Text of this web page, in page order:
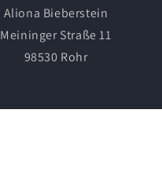
Aliona Bieberstein
Meininger Straße 11
98530 Rohr